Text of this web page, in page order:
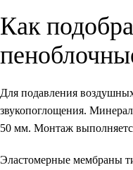
Как
Для подавления
звукопоглощения.
50 мм. Монтаж
Эластомерные мембраны